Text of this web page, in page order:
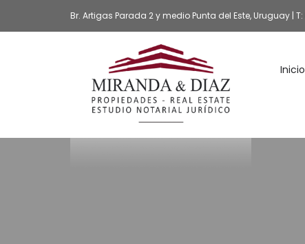
Br. Artigas Parada 2 y medio Punta del Este, Uruguay | T:
Inicio